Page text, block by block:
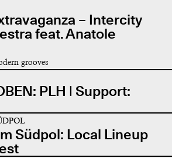
– Intercity
feat. Anatole
grooves
PLH | Support:
Südpol: Local Lineup